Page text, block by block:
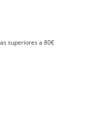
superiores a 80€